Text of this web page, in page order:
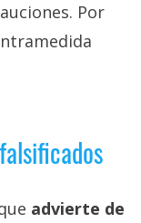
Por
advierte de